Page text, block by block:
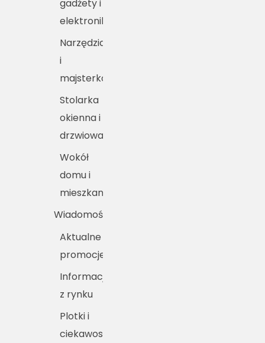
gadżety i
elektronika
Narzędzia
i
majsterkowanie
Stolarka
okienna i
drzwiowa
Wokół
domu i
mieszkania
Wiadomości
Aktualne
promocje
Informacje
z rynku
Plotki i
ciekawostki